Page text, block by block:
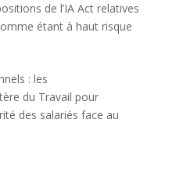
de l’IA Act relatives
étant à haut risque
: les
du Travail pour
des salariés face au